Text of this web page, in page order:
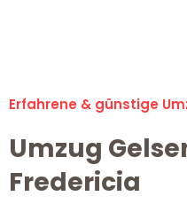
Erfahrene & günstige
Umzug
Fredericia